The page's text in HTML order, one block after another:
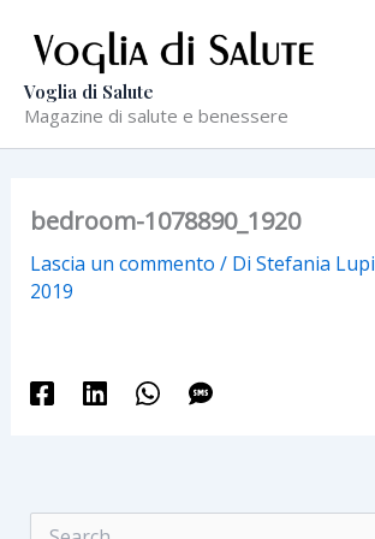
contenuto
Voglia di Salute
Magazine di salute e benessere
bedroom-1078890_1920
Lascia un commento / Di Stefania Lupi
2019